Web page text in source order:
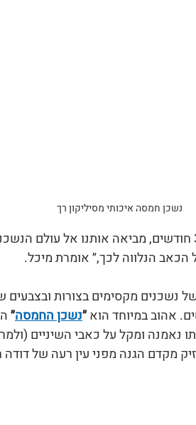
נשכן חמסה איכותי מסיליקון רך
בקיעת השיניים, שמתחילה סביב גיל 3 חודשים, מביאה
הכאב הנלווה לכך,״ אומרת מיכל.
נשכנים מקסימים בצורות ובצבעים
אהוב במיוחד הוא ״נשכן החמסה״
נאמנה ומקל על כאבי השיניים
מקדם הגנה מפני עין רעה של